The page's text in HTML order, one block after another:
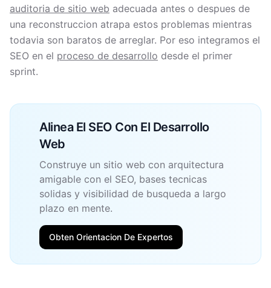
auditoria de sitio web adecuada antes o despues de
una reconstruccion atrapa estos problemas mientras
todavia son baratos de arreglar. Por eso integramos el
SEO en el proceso de desarrollo desde el primer
sprint.
Alinea El SEO Con El Desarrollo
Web
Construye un sitio web con arquitectura
amigable con el SEO, bases tecnicas
solidas y visibilidad de busqueda a largo
plazo en mente.
Obten Orientacion De Expertos